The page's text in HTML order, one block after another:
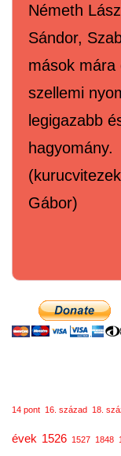
Németh
Sándor,
mások mára
szellemi
legigazabb
hagyomány.
Gábor)
14 pont 16. század 18.
évek 1526 1527 1848